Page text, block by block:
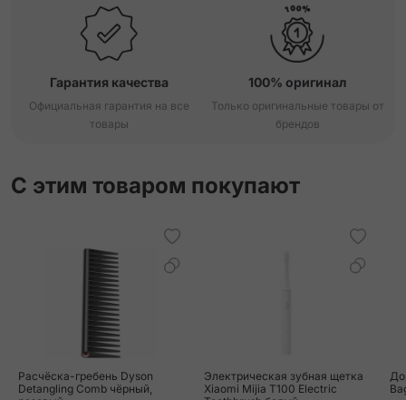
Гарантия качества
Официальная гарантия на все
товары
100% оригинал
Только оригинальные товары от
брендов
С этим товаром покупают
Расчёска-гребень Dyson
Detangling Comb чёрный,
Электрическая зубная щетка
Xiaomi Mijia T100 Electric